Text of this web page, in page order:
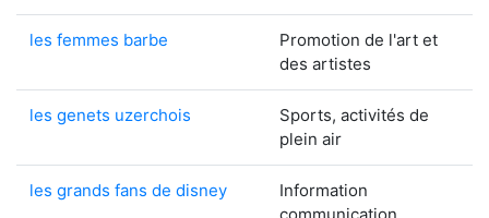
les femmes barbe
Promotion de l'art et
des artistes
les genets uzerchois
Sports, activités de
plein air
les grands fans de disney
Information